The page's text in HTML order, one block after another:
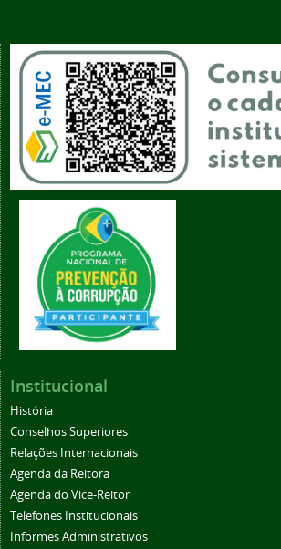
Institucional
História
Conselhos Superiores
Relações Internacionais
Agenda da Reitora
Agenda do Vice-Reitor
Telefones Institucionais
Informes Administrativos